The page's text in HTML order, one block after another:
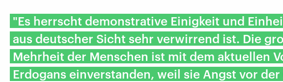
"Es herrscht demonstrative Einigkeit und
aus deutscher Sicht sehr verwirrend ist. Die
Mehrheit der Menschen ist mit dem aktuellen
Erdogans einverstanden, weil sie Angst vor der